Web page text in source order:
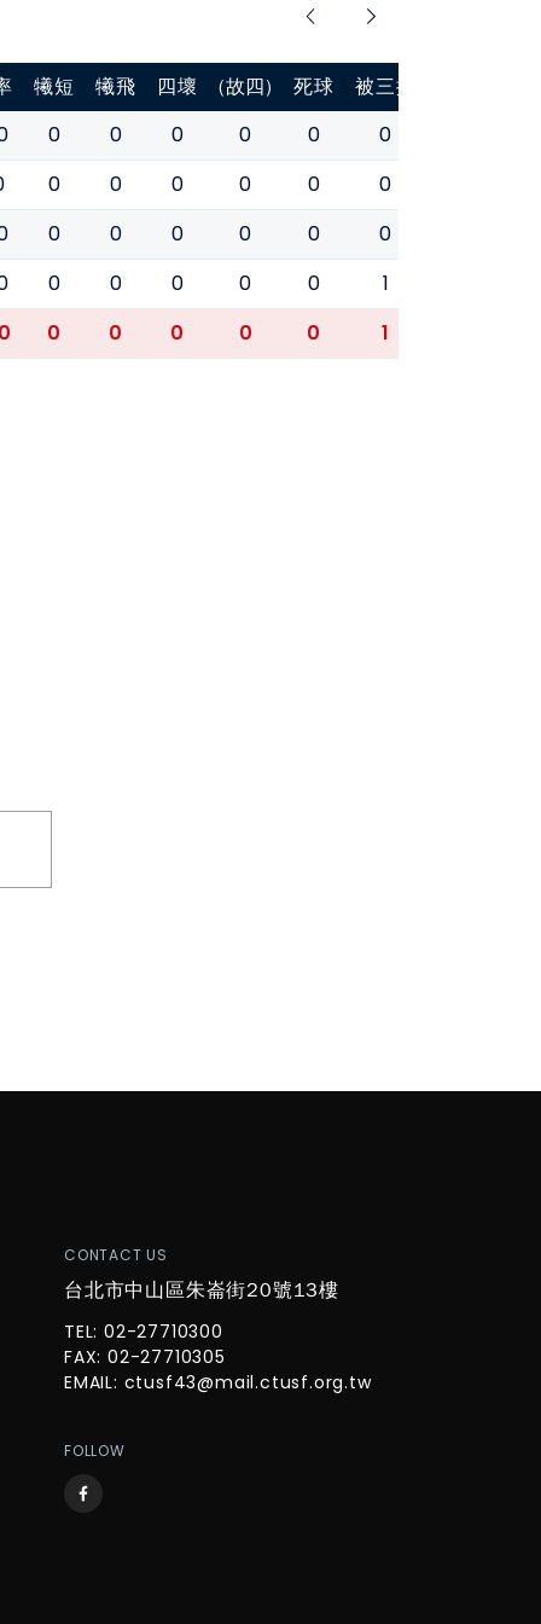
犧短 犧飛 四壞 (故四) 死球 被三振
0 0 0 0 0 0
0 0 0 0 0 0
0 0 0 0 0 0
0 0 0 0 0 1
0 0 0 0 0 1
CONTACT US
台北市中山區朱崙街20號13樓
TEL: 02-27710300
FAX: 02-27710305
EMAIL: ctusf43@mail.ctusf.org.tw
FOLLOW